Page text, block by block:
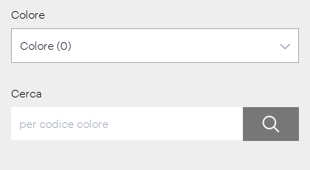
Colore
Cerca